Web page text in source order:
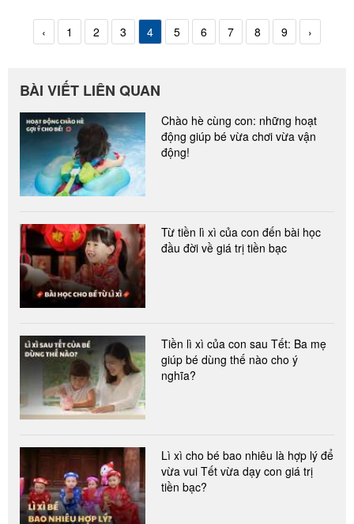
‹ 1 2 3 4 5 6 7 8 9 ›
BÀI VIẾT LIÊN QUAN
Chào hè cùng con: những hoạt
động giúp bé vừa chơi vừa vận
động!
Từ tiền lì xì của con đến bài học
đầu đời về giá trị tiền bạc
Tiền lì xì của con sau Tết: Ba mẹ
giúp bé dùng thế nào cho ý
nghĩa?
Lì xì cho bé bao nhiêu là hợp lý để
vừa vui Tết vừa dạy con giá trị
tiền bạc?